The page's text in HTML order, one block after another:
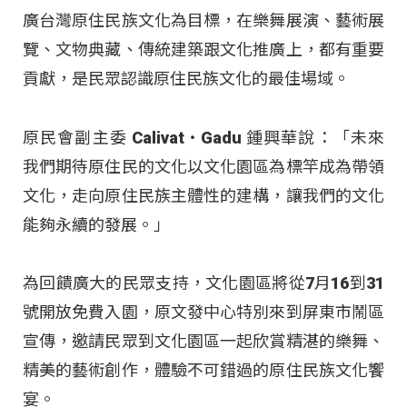
廣台灣原住民族文化為目標，在樂舞展演、藝術展
覽、文物典藏、傳統建築跟文化推廣上，都有重要
貢獻，是民眾認識原住民族文化的最佳場域。
原民會副主委 Calivat‧Gadu 鍾興華說：「未來
我們期待原住民的文化以文化園區為標竿成為帶領
文化，走向原住民族主體性的建構，讓我們的文化
能夠永續的發展。」
為回饋廣大的民眾支持，文化園區將從7月16到31
號開放免費入園，原文發中心特別來到屏東市鬧區
宣傳，邀請民眾到文化園區一起欣賞精湛的樂舞、
精美的藝術創作，體驗不可錯過的原住民族文化饗
宴。